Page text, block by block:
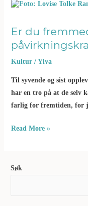
Er du
Kultur/ Ylva
Til syvende og sist
har en tro på at de selv
farlig for fremtiden, for
du
fra
din
egen
Read More »
Søk